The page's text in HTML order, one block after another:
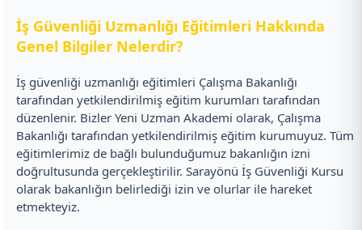
İş Güvenliği Uzmanlığı Eğitimleri Hakkında
Genel Bilgiler Nelerdir?
İş güvenliği uzmanlığı eğitimleri Çalışma Bakanlığı
tarafından yetkilendirilmiş eğitim kurumları tarafından
düzenlenir. Bizler Yeni Uzman Akademi olarak, Çalışma
Bakanlığı tarafından yetkilendirilmiş eğitim kurumuyuz. Tüm
eğitimlerimiz de bağlı bulunduğumuz bakanlığın izni
doğrultusunda gerçekleştirilir. Sarayönü İş Güvenliği Kursu
olarak bakanlığın belirlediği izin ve olurlar ile hareket
etmekteyiz.